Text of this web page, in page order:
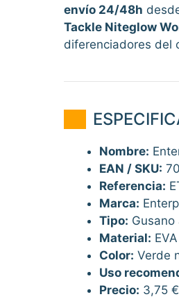
envío 24/48h
Tackle Niteglow
diferenciadores del
Nombre:
EAN / SKU:
Referencia:
Marca:
Tipo:
Material:
Color: Verde
Uso
Precio: 3,75 €